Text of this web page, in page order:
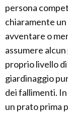
persona
chiaramente
avventare o
assumere
proprio livello
giardinaggio
dei fallimenti.
un prato prima